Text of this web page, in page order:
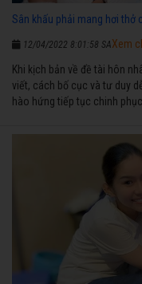
Sân khấu phải mang hơi thở
12/04/2022 8:01:58 SA
Khi kịch bản về đề tài hôn
viết, cách bố cục và tư duy
hào hứng tiếp tục chinh
Xem